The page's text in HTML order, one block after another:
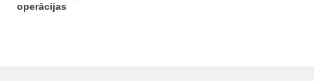
operācijas